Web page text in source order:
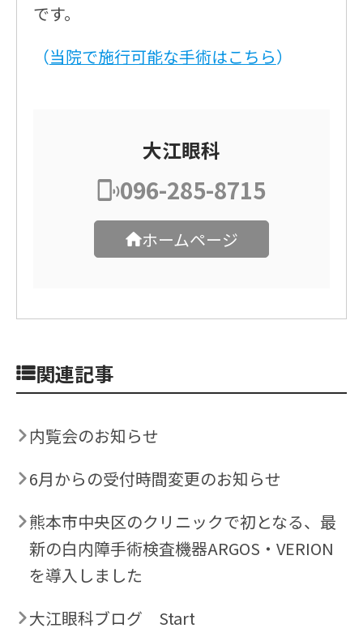
です。
（当院で施行可能な手術はこちら）
大江眼科
096-285-8715
ホームページ
関連記事
内覧会のお知らせ
6月からの受付時間変更のお知らせ
熊本市中央区のクリニックで初となる、最
新の白内障手術検査機器ARGOS・VERION
を導入しました
大江眼科ブログ Start